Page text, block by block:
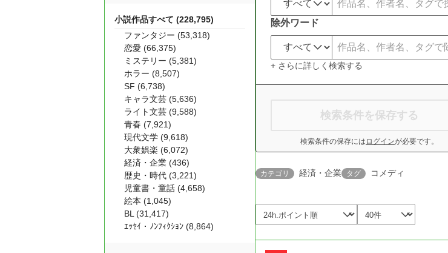
除外ワード
+ さらに詳しく検索する
検索条件を保存する
検索条件の保存には ログインが必要です。
カテゴリ 経済・企業 タグ コメディ
小説作品すべて (228,795)
ファンタジー (53,318)
恋愛 (66,375)
ミステリー (5,381)
ホラー (8,507)
SF (6,738)
キャラ文芸 (5,636)
ライト文芸 (9,588)
青春 (7,921)
現代文学 (9,618)
大衆娯楽 (6,072)
経済・企業 (436)
歴史・時代 (3,221)
児童書・童話 (4,658)
絵本 (1,045)
BL (31,417)
ｴｯｾｲ・ﾉﾝﾌｨｸｼｮﾝ (8,864)